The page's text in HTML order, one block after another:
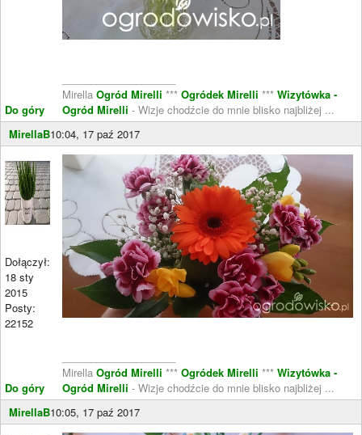
Do góry
Mirella Ogród Mirelli *** Ogródek Mirelli *** Wizytówka -
Ogród Mirelli - Wizje chodźcie do mnie blisko najbliżej ...
MirellaB10:04, 17 paź 2017
Dołączył:
18 sty
2015
Posty:
22152
Do góry
Mirella Ogród Mirelli *** Ogródek Mirelli *** Wizytówka -
Ogród Mirelli - Wizje chodźcie do mnie blisko najbliżej ...
MirellaB10:05, 17 paź 2017